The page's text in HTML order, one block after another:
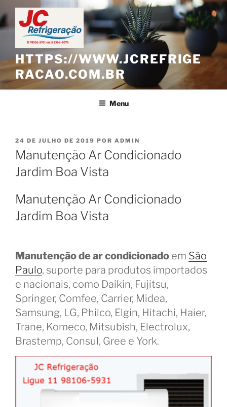
Pular
para
o
conteúdo
HTTPS://WWW.JCREFRIGE
RACAO.COM.BR
Menu
PUBLICADO
EM
24 DE JULHO DE 2019 POR ADMIN
Manutenção Ar Condicionado
Jardim Boa Vista
Manutenção Ar Condicionado
Jardim Boa Vista
Manutenção de ar condicionado em São
Paulo, suporte para produtos importados
e nacionais, como Daikin, Fujitsu,
Springer, Comfee, Carrier, Midea,
Samsung, LG, Philco, Elgin, Hitachi, Haier,
Trane, Komeco, Mitsubish, Electrolux,
Brastemp, Consul, Gree e York.